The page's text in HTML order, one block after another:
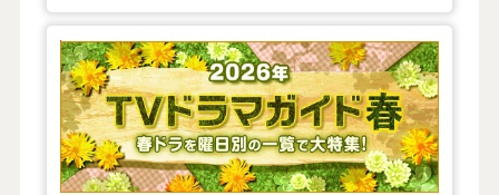
【2026年春】TVドラマガイド